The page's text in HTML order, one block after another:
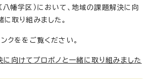
八幡学区）において、地域の課題解決に向
取り組みました。
クををご覧ください。
向けてプロボノと一緒に取り組みました